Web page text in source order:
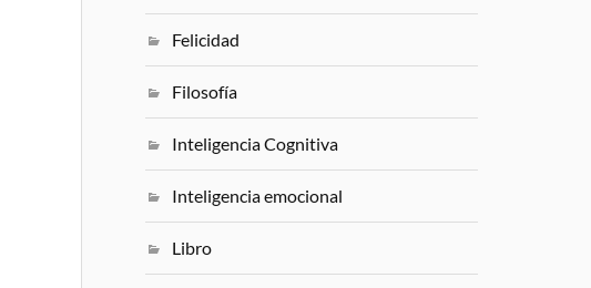
Felicidad
Filosofía
Inteligencia Cognitiva
Inteligencia emocional
Libro